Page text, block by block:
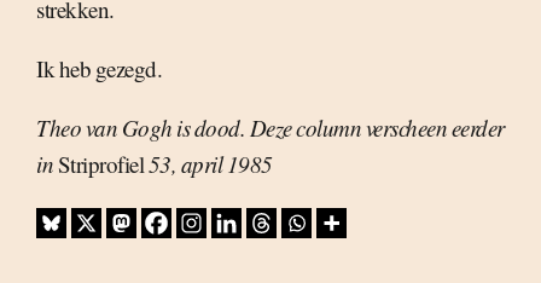
strekken.
Ik heb gezegd.
Theo van Gogh is dood. Deze column verscheen eerder
inStriprofiel53, april 1985